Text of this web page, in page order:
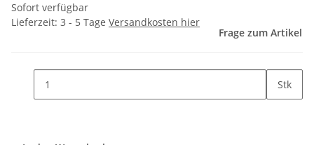
Sofort verfügbar
Lieferzeit: 3 - 5 Tage Versandkosten hier
Frage zum Artikel
Stk